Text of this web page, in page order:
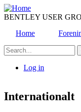
Skip
to
content
BENTLEY USER
Home
Search
account
Log in
Internationalt